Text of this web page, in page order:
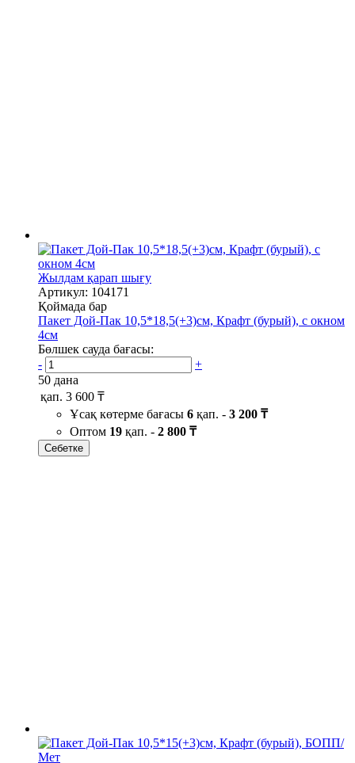
Жылдам қарап шығу
Артикул: 104171
Қоймада бар
Пакет Дой-Пак 10,5*18,5(+3)см, Крафт (бурый), с окном
4см
Бөлшек сауда бағасы:
-
+
50 дана
қап. 3 600 ₸
Ұсақ көтерме бағасы 6 қап. - 3 200 ₸
Оптом 19 қап. - 2 800 ₸
Себетке